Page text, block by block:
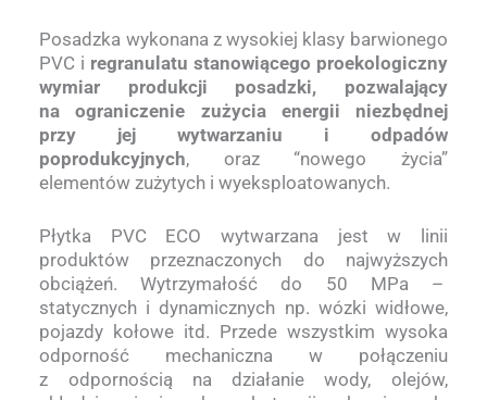
Posadzka wykonana z wysokiej klasy barwionego
PVC i regranulatu stanowiącego proekologiczny
wymiar produkcji posadzki, pozwalający
na ograniczenie zużycia energii niezbędnej
przy jej wytwarzaniu i odpadów
poprodukcyjnych, oraz “nowego życia”
elementów zużytych i wyeksploatowanych.
Płytka PVC ECO wytwarzana jest w linii
produktów przeznaczonych do najwyższych
obciążeń. Wytrzymałość do 50 MPa –
statycznych i dynamicznych np. wózki widłowe,
pojazdy kołowe itd. Przede wszystkim wysoka
odporność mechaniczna w połączeniu
z odpornością na działanie wody, olejów,